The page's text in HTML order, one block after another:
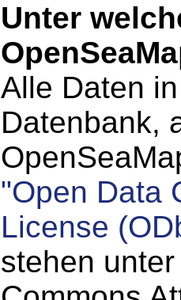
Unter
Alle Daten
Datenbank,
"Open Data
License
stehen